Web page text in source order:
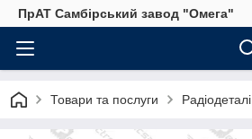
ПрАТ Самбірський завод "Омега"
Товари та послуги Радіодеталі